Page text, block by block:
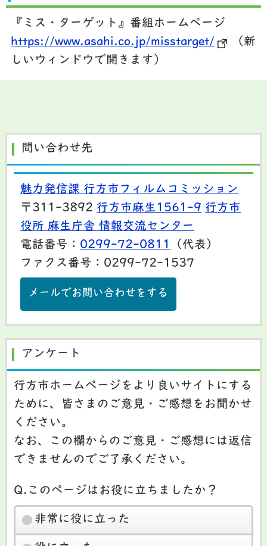
『ミス・ターゲット』番組ホームページ
https://www.asahi.co.jp/misstarget/
（新
しいウィンドウで開きます）
問い合わせ先
魅力発信課 行方市フィルムコミッション
〒311-3892 行方市麻生1561-9 行方市
役所 麻生庁舎 情報交流センター
電話番号： 0299-72-0811
（代表）
ファクス番号：0299-72-1537
メールでお問い合わせをする
アンケート
行方市ホームページをより良いサイトにする
ために、皆さまのご意見・ご感想をお聞かせ
ください。
なお、この欄からのご意見・ご感想には返信
できませんのでご了承ください。
Q.このページはお役に立ちましたか？
非常に役に立った